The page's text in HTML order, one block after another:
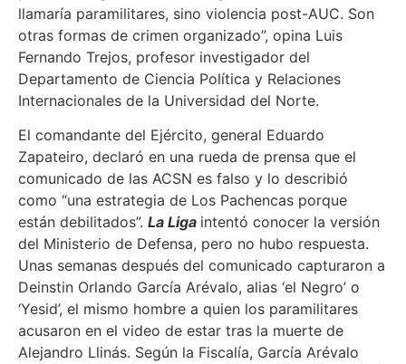
llamaría paramilitares, sino violencia post-AUC. Son
otras formas de crimen organizado”, opina Luis
Fernando Trejos, profesor investigador del
Departamento de Ciencia Política y Relaciones
Internacionales de la Universidad del Norte.
El comandante del Ejército, general Eduardo
Zapateiro, declaró en una rueda de prensa que el
comunicado de las ACSN es falso y lo describió
como “una estrategia de Los Pachencas porque
están debilitados”. La Liga intentó conocer la versión
del Ministerio de Defensa, pero no hubo respuesta.
Unas semanas después del comunicado capturaron a
Deinstin Orlando García Arévalo, alias ‘el Negro’ o
‘Yesid’, el mismo hombre a quien los paramilitares
acusaron en el video de estar tras la muerte de
Alejandro Llinás. Según la Fiscalía, García Arévalo